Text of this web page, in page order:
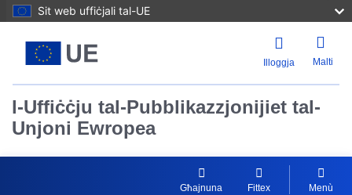
Sit web uffiċjali tal-UE
Illoggja Malti
l-Uffiċċju tal-Pubblikazzjonijiet tal-
Unjoni Ewropea
Għajnuna Fittex Menù